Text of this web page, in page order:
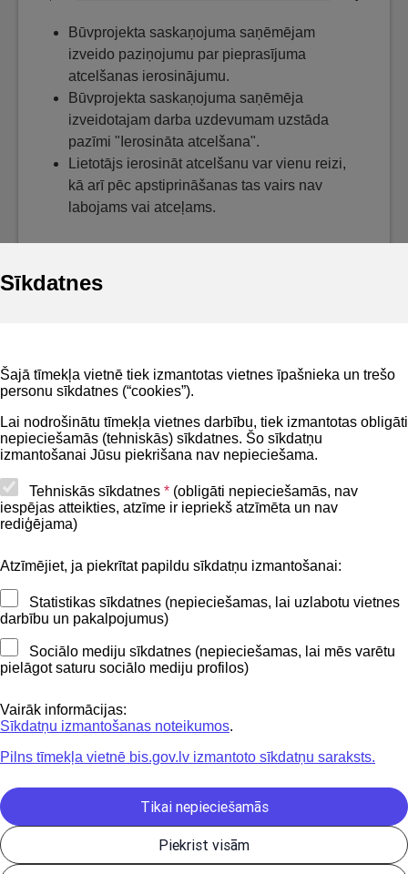
Sīkdatnes
Šajā tīmekļa vietnē tiek izmantotas vietnes īpašnieka un trešo
personu sīkdatnes (“cookies”).
Lai nodrošinātu tīmekļa vietnes darbību, tiek izmantotas obligāti
nepieciešamās (tehniskās) sīkdatnes. Šo sīkdatņu
izmantošanai Jūsu piekrišana nav nepieciešama.
Tehniskās sīkdatnes * (obligāti nepieciešamās, nav
iespējas atteikties, atzīme ir iepriekš atzīmēta un nav
rediģējama)
Atzīmējiet, ja piekrītat papildu sīkdatņu izmantošanai:
Statistikas sīkdatnes (nepieciešamas, lai uzlabotu vietnes
darbību un pakalpojumus)
Sociālo mediju sīkdatnes (nepieciešamas, lai mēs varētu
pielāgot saturu sociālo mediju profilos)
Vairāk informācijas:
Sīkdatņu izmantošanas noteikumos.
Pilns tīmekļa vietnē bis.gov.lv izmantoto sīkdatņu saraksts.
Piekrist visām
Tikai nepieciešamās
Būvprojekta saskaņojuma saņēmējam
izveido paziņojumu par pieprasījuma
atcelšanas ierosinājumu.
Būvprojekta saskaņojuma saņēmēja
izveidotajam darba uzdevumam uzstāda
pazīmi "Ierosināta atcelšana".
Lietotājs ierosināt atcelšanu var vienu reizi,
kā arī pēc apstiprināšanas tas vairs nav
labojams vai atceļams.
Privātuma politika
Lapas karte
Piekļūstamības paziņojums
Kontakti
BIS atbalsta dienesta tālrunis:
Sekojiet mums
Lejupielādejiet